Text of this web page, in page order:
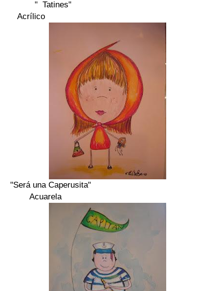
" Tatines"
Acrílico
"Será una Caperusita"
Acuarela